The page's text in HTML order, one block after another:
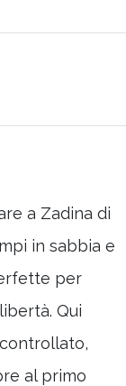
a Zadina di
in sabbia e
per
Qui
al primo